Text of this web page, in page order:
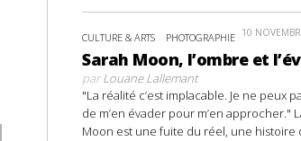
CULTURE & ARTS PHOTOGRAPHIE 10
Sarah Moon, l’ombre et
parLouane Lallemant
"La réalité c’est implacable. Je ne peux
de m’en évader pour m’en approcher."
Moon est une fuite du réel, une histoire